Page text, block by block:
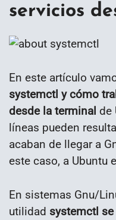
servicios
En este artículo
systemctl y cómo
desde la terminal de
líneas pueden
acaban de llegar a
este caso, a Ubuntu
En sistemas Gnu/
utilidad systemctl se